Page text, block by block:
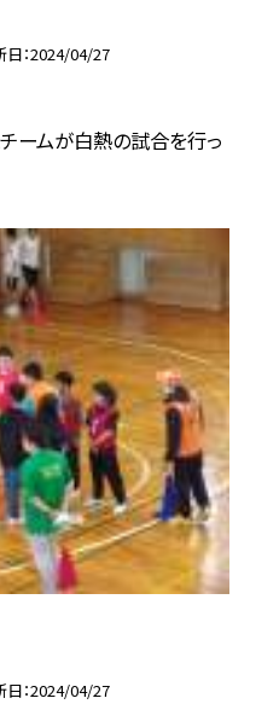
日 2024/04/27
ームが白熱の試合を行っ
日 2024/04/27